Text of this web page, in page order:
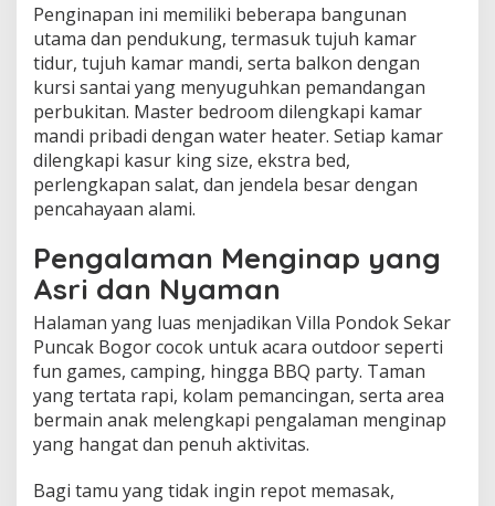
Penginapan ini memiliki beberapa bangunan
utama dan pendukung, termasuk tujuh kamar
tidur, tujuh kamar mandi, serta balkon dengan
kursi santai yang menyuguhkan pemandangan
perbukitan. Master bedroom dilengkapi kamar
mandi pribadi dengan water heater. Setiap kamar
dilengkapi kasur king size, ekstra bed,
perlengkapan salat, dan jendela besar dengan
pencahayaan alami.
Pengalaman Menginap yang
Asri dan Nyaman
Halaman yang luas menjadikan Villa Pondok Sekar
Puncak Bogor cocok untuk acara outdoor seperti
fun games, camping, hingga BBQ party. Taman
yang tertata rapi, kolam pemancingan, serta area
bermain anak melengkapi pengalaman menginap
yang hangat dan penuh aktivitas.
Bagi tamu yang tidak ingin repot memasak,